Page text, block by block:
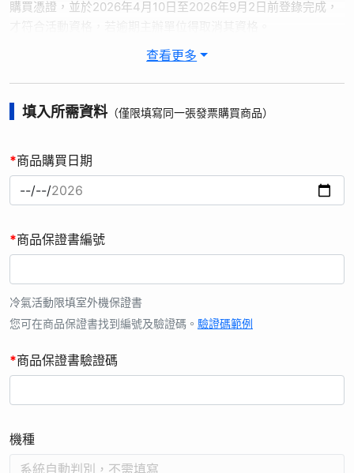
購買憑證，並於2026年4月10日至2026年9月2日前登錄完成，
2. 贈品以實物為主，圖片僅供參考，【線上登錄送】數量有限，
3. 活動內容：購買指定機種，進入【夏日有禮賞 線上登錄送好
禮】活動網站，選擇商品類別，並輸入保證書編號及驗證碼、姓
名、聯絡方式、購買通路、寄送資訊及購買發票進行登錄。登錄
後30個工作天內 (不含例假日)，將贈品寄送至填寫地址。
【注意事項】
1. 台灣松下銷售股份有限公司(以下簡稱本公司)因辦理「線上登
別類 (如姓名、手機號碼、地址等) 個人資料時，皆以尊重您的權
2. 本公司為台灣松下電器股份有限公司之子公司，本公司就所蒐
集取得之您的個人資料，將提供台灣松下電器股份有限公司儲存
及管理，本公司及台灣松下電器股份有限公司，在提供優良服務
權保護政策，蒐集、處理及利用您的個人資料。
3. 本次活動贈品限寄送台、澎、金、馬。您同意並授權本公司得
為完成該活動贈品配送之需求及目的，將您所提供配送所需必要
業者，本公司將會善盡監督之責。
4. 本活動僅適用「台灣松下銷售股份有限公司」販售之上述指定
查看更多
填入所需資料（僅限填寫同一張發票購買商品）
*商品購買日期
*商品保證書編號
冷氣活動限填室外機保證書
您可在商品保證書找到編號及驗證碼。 驗證碼範例
*商品保證書驗證碼
機種